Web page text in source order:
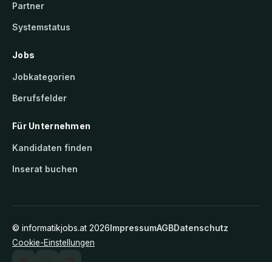
Partner
Systemstatus
Jobs
Jobkategorien
Berufsfelder
Für Unternehmen
Kandidaten finden
Inserat buchen
© informatikjobs.at 2026ImpressumAGBDatenschutz
Cookie-Einstellungen